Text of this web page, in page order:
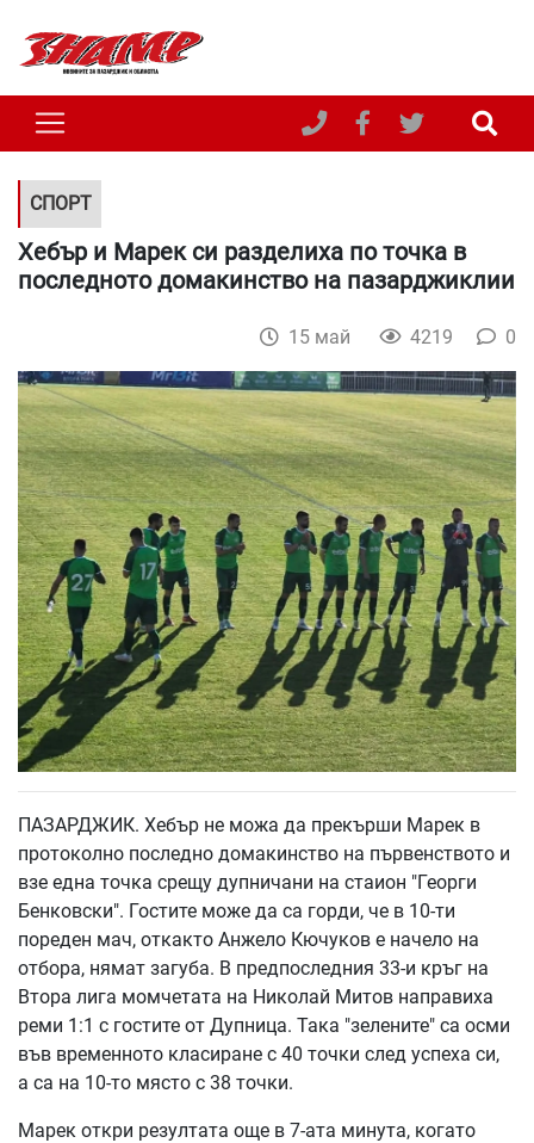
СПОРТ
Хебър и Марек си разделиха по точка в
последното домакинство на пазарджиклии
15 май 4219 0
ПАЗАРДЖИК. Хебър не можа да прекърши Марек в
протоколно последно домакинство на първенството и
взе една точка срещу дупничани на стаион "Георги
Бенковски". Гостите може да са горди, че в 10-ти
пореден мач, откакто Анжело Кючуков е начело на
отбора, нямат загуба. В предпоследния 33-и кръг на
Втора лига момчетата на Николай Митов направиха
реми 1:1 с гостите от Дупница. Така "зелените" са осми
във временното класиране с 40 точки след успеха си,
а са на 10-то място с 38 точки.
Марек откри резултата още в 7-ата минута, когато